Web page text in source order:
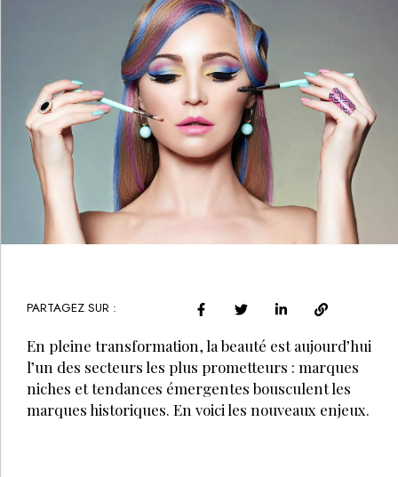
PARTAGEZ SUR :
En pleine transformation, la beauté est aujourd’hui
l’un des secteurs les plus prometteurs : marques
niches et tendances émergentes bousculent les
marques historiques. En voici les nouveaux enjeux.